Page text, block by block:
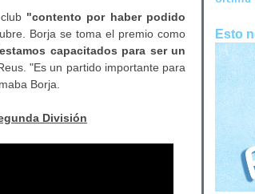
"contento por haber podido
Borja se toma el premio como
capacitados para ser un
"Es un partido importante para
Borja.
División
Esto